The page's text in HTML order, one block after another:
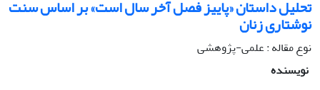
تحلیل داستان «پاییز فصل آخر سال است» بر اساس سنت
نوشتاری زنان
نوع مقاله : علمی-پژوهشی
نویسنده